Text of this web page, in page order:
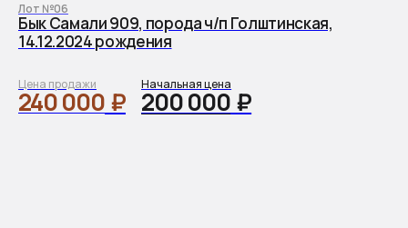
Бык Самали 909, порода ч/п Голштинская,
14.12.2024 рождения
Лот №06
Цена продажи
240 000₽
Начальная цена
200 000₽